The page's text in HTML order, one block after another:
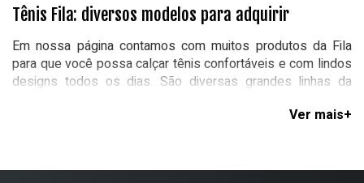
Tênis Fila: diversos modelos para adquirir
Em nossa página contamos com muitos produtos da Fila
para que você possa calçar tênis confortáveis e com lindos
designs todos os dias. São diversas grandes linhas da
é possível montar